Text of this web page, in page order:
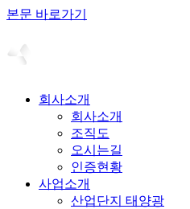
본문 바로가기
회사소개
회사소개
조직도
오시는길
인증현황
사업소개
산업단지 태양광